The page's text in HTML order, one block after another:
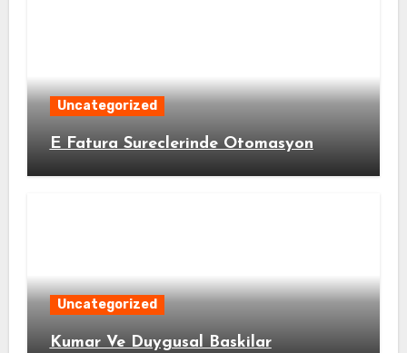
Uncategorized
E Fatura Sureclerinde Otomasyon
Uncategorized
Kumar Ve Duygusal Baskilar